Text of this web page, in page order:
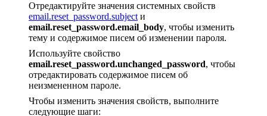
Отредактируйте значения системных свойств
email.reset_password.subject и
email.reset_password.email_body, чтобы изменить
тему и содержимое писем об изменении пароля.
Используйте свойство
email.reset_password.unchanged_password, чтобы
отредактировать содержимое писем об
неизмененном пароле.
Чтобы изменить значения свойств, выполните
следующие шаги: